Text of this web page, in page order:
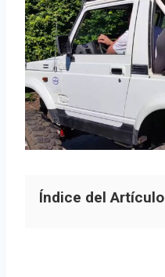
Índice del Artículo